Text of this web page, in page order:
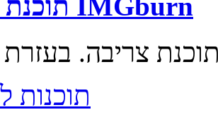
תוכנות